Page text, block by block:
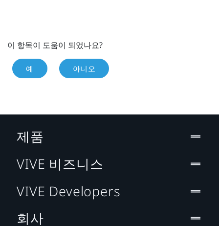
이 항목이 도움이 되었나요?
예 아니오
제품
VIVE 비즈니스
VIVE Developers
회사